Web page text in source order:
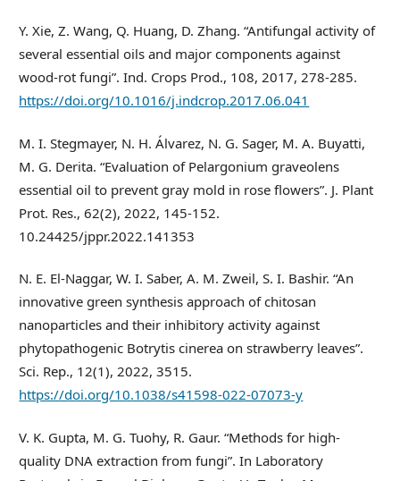
Y. Xie, Z. Wang, Q. Huang, D. Zhang. “Antifungal activity of
several essential oils and major components against
wood-rot fungi”. Ind. Crops Prod., 108, 2017, 278-285.
https://doi.org/10.1016/j.indcrop.2017.06.041
M. I. Stegmayer, N. H. Álvarez, N. G. Sager, M. A. Buyatti,
M. G. Derita. “Evaluation of Pelargonium graveolens
essential oil to prevent gray mold in rose flowers”. J. Plant
Prot. Res., 62(2), 2022, 145-152.
10.24425/jppr.2022.141353
N. E. El-Naggar, W. I. Saber, A. M. Zweil, S. I. Bashir. “An
innovative green synthesis approach of chitosan
nanoparticles and their inhibitory activity against
phytopathogenic Botrytis cinerea on strawberry leaves”.
Sci. Rep., 12(1), 2022, 3515.
https://doi.org/10.1038/s41598-022-07073-y
V. K. Gupta, M. G. Tuohy, R. Gaur. “Methods for high-
quality DNA extraction from fungi”. In Laboratory